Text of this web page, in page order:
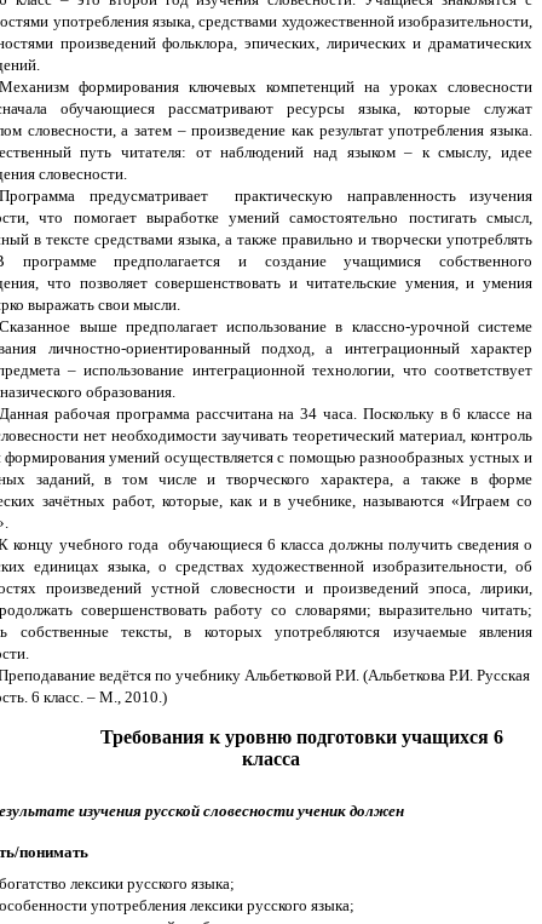
употребления языка, средствами художественной изобразительности,
произведений фольклора, эпических, лирических и драматических
Механизм формирования ключевых компетенций на уроках словесности
обучающиеся рассматривают ресурсы языка, которые служат
словесности, а затем – произведение как результат употребления языка.
путь читателя: от наблюдений над языком – к смыслу, идее
словесности.
Программа предусматривает практическую направленность изучения
что помогает выработке умений самостоятельно постигать смысл,
в тексте средствами языка, а также правильно и творчески употреблять
предполагается и создание учащимися собственного
что позволяет совершенствовать и читательские умения, и умения
выражать свои мысли.
Сказанное выше предполагает использование в классно-урочной системе
личностно-ориентированный подход, а интеграционный характер
– использование интеграционной технологии, что соответствует
образования.
Данная рабочая программа рассчитана на 34 часа. Поскольку в 6 классе на
нет необходимости заучивать теоретический материал, контроль
формирования умений осуществляется с помощью разнообразных устных и
заданий, в том числе и творческого характера, а также в форме
зачётных работ, которые, как и в учебнике, называются «Играем со
концу учебного года обучающиеся 6 класса должны получить сведения о
единицах языка, о средствах художественной изобразительности, об
произведений устной словесности и произведений эпоса, лирики,
совершенствовать работу со словарями; выразительно читать;
собственные тексты, в которых употребляются изучаемые явления
ведётся по учебнику Альбетковой Р.И. (Альбеткова Р.И. Русская
6 класс. – М., 2010.)
Требования к уровню подготовки учащихся 6
класса
изучения русской словесности ученик должен
понимать
богатство лексики русского языка;
особенности употребления лексики русского языка;